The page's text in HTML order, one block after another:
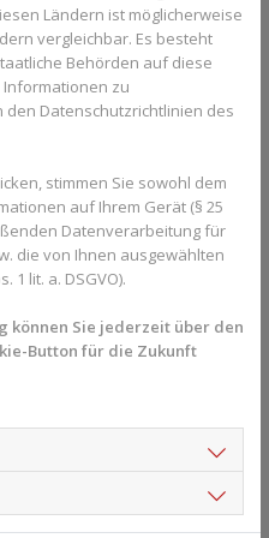
Diabetes Typ 1 oft Kinder
und Patienten als auch
dabei, welches Lebensmittel
verstoffwechselt zu
auf die Kohlenhydrate an.
die gespritzt werden muss.
von Diabetes
Gesundheits-
aus Ihrer Region
Sie zur
mehr nur bei
als Diabetes Typ 1 und wird
Ländern ist möglicherweise
vergleichbar. Es besteht
Behörden auf diese
zu
Datenschutzrichtlinien des
stimmen Sie sowohl dem
auf Ihrem Gerät (§ 25
Datenverarbeitung für
die von Ihnen ausgewählten
1 lit. a. DSGVO).
können Sie jederzeit über den
Button für die Zukunft